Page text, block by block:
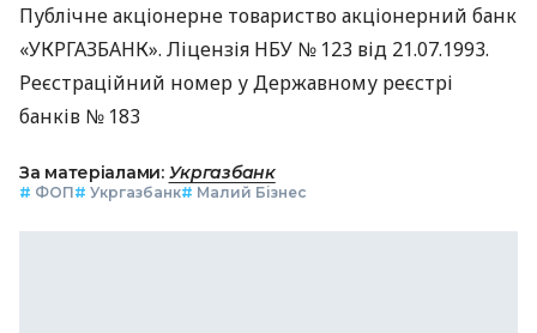
Публічне акціонерне товариство акціонерний банк
«УКРГАЗБАНК». Ліцензія НБУ № 123 від 21.07.1993.
Реєстраційний номер у Державному реєстрі
банків № 183
За матеріалами: Укргазбанк
# ФОП# Укргазбанк# Малий Бізнес